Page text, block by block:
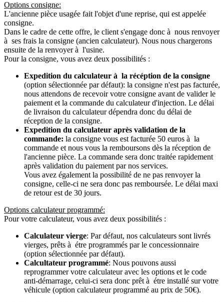
Options consigne:
L'ancienne pièce usagée fait l'objet d'une reprise, qui est appelée
consigne.
Dans le cadre de cette offre, le client s'engage donc à nous renvoyer
à ses frais la consigne (ancien calculateur). Nous nous chargerons
ensuite de la renvoyer à l'usine.
Pour la consigne, vous avez deux possibilités :
Expedition du calculateur à la récéption de la consigne
(option sélectionnée par défaut): la consigne n'est pas facturée,
nous attendons de recevoir votre consigne avant de valider le
paiement et la commande du calculateur d'injection. Le délai
de livraison du calculateur dépendra donc du délai de
réception de la consigne.
Expedition du calculateur après validation de la
commande: la consigne vous est facturée 50 euros à la
commande et nous vous la remboursons dès la réception de
l'ancienne pièce. La commande sera donc traitée rapidement
après validation du paiement par nos services.
Vous avez également la possibilité de ne pas renvoyer la
consigne, celle-ci ne sera donc pas remboursée. Le délai maxi
de retour est de 30 jours.
Options calculateur programmé:
Pour votre calculateur, vous avez deux possibilités :
Calculateur vierge: Par défaut, nos calculateurs sont livrés
vierges, prêts à étre programmés par le concessionnaire
(option sélectionnée par défaut).
Calcultateur programmé: Nous pouvons aussi
reprogrammer votre calculateur avec les options et le code
anti-démarrage, celui-ci sera donc prêt à étre installé sur votre
véhicule (option calculateur programmé au prix de 50€).